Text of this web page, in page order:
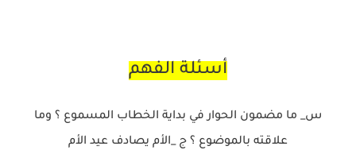
أسئلة الفهم
س_ ما مضمون الحوار في بداية الخطاب المسموع ؟ وما
علاقته بالموضوع ؟ ج _الأم يصادف عيد الأم